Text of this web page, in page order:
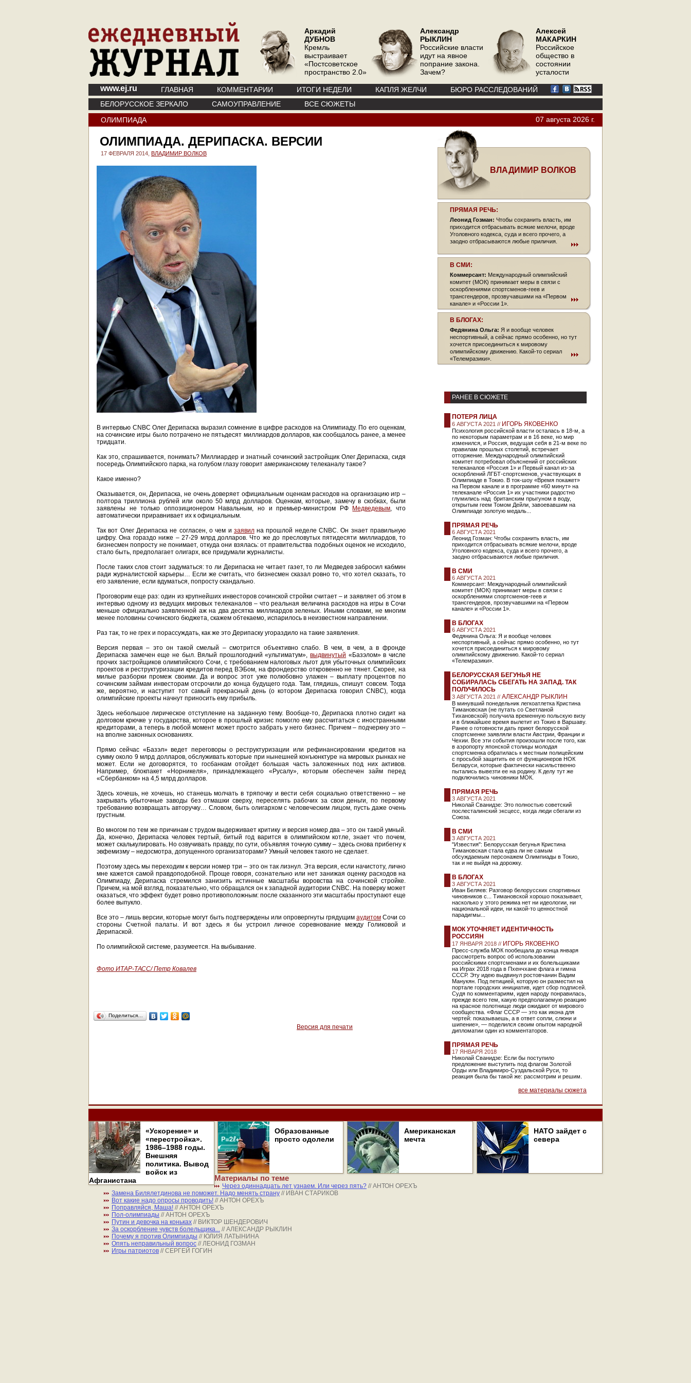
Аркадий
ДУБНОВ
Кремль
выстраивает
«Постсоветское
пространство 2.0»
Александр
РЫКЛИН
Российские власти
идут на явное
попрание закона.
Зачем?
Алексей
МАКАРКИН
Российское
общество в
состоянии
усталости
www.ej.ru ГЛАВНАЯ КОММЕНТАРИИ ИТОГИ НЕДЕЛИ КАПЛЯ ЖЕЛЧИ
БЮРО РАССЛЕДОВАНИЙ
БЕЛОРУССКОЕ ЗЕРКАЛО
САМОУПРАВЛЕНИЕ
ВСЕ СЮЖЕТЫ
ОЛИМПИАДА
07 августа 2026 г.
ОЛИМПИАДА. ДЕРИПАСКА. ВЕРСИИ
17 ФЕВРАЛЯ 2014, ВЛАДИМИР ВОЛКОВ
В интервью CNBC Олег Дерипаска выразил сомнение в цифре расходов на Олимпиаду. По его оценкам,
на сочинские игры было потрачено не пятьдесят миллиардов долларов, как сообщалось ранее, а менее
тридцати.
Как это, спрашивается, понимать? Миллиардер и знатный сочинский застройщик Олег Дерипаска, сидя
посередь Олимпийского парка, на голубом глазу говорит американскому телеканалу такое?
Какое именно?
Оказывается, он, Дерипаска, не очень доверяет официальным оценкам расходов на организацию игр –
полтора триллиона рублей или около 50 млрд долларов. Оценкам, которые, замечу в скобках, были
заявлены не только оппозиционером Навальным, но и премьер-министром РФ
Медведевым, что
автоматически приравнивает их к официальным.
Так вот Олег Дерипаска не согласен, о чем и заявилна прошлой неделе CNBC. Он знает правильную
цифру. Она гораздо ниже – 27-29 млрд долларов. Что же до пресловутых пятидесяти миллиардов, то
бизнесмен попросту не понимает, откуда они взялась: от правительства подобных оценок не исходило,
стало быть, предполагает олигарх, все придумали журналисты.
После таких слов стоит задуматься: то ли Дерипаска не читает газет, то ли Медведев забросил кабмин
ради журналистской карьеры… Если же считать, что бизнесмен сказал ровно то, что хотел сказать, то
его заявление, если вдуматься, попросту скандально.
Проговорим еще раз: один из крупнейших инвесторов сочинской стройки считает – и заявляет об этом в
интервью одному из ведущих мировых телеканалов – что реальная величина расходов на игры в Сочи
меньше официально заявленной аж на два десятка миллиардов зеленых. Иными словами, не многим
менее половины сочинского бюджета, скажем обтекаемо, испарилось в неизвестном направлении.
Раз так, то не грех и порассуждать, как же это Дерипаску угораздило на такие заявления.
Версия первая – это он такой смелый – смотрится объективно слабо. В чем, в чем, а в фронде
Дерипаска замечен еще не был. Вялый прошлогодний «ультиматум»,выдвинутый «Базэлом» в числе
прочих застройщиков олимпийского Сочи, с требованием налоговых льгот для убыточных олимпийских
проектов и реструктуризации кредитов перед ВЭБом, на фрондерство откровенно не тянет. Скорее, на
милые разборки промеж своими. Да и вопрос этот уже полюбовно улажен – выплату процентов по
сочинским займам инвесторам отсрочили до конца будущего года. Там, глядишь, спишут совсем. Тогда
же, вероятно, и наступит тот самый прекрасный день (о котором Дерипаска говорил CNBC), когда
олимпийские проекты начнут приносить ему прибыль.
Здесь небольшое лирическое отступление на заданную тему. Вообще-то, Дерипаска плотно сидит на
долговом крючке у государства, которое в прошлый кризис помогло ему рассчитаться с иностранными
кредиторами, а теперь в любой момент может просто забрать у него бизнес. Причем – подчеркну это –
на вполне законных основаниях.
Прямо сейчас «Базэл» ведет переговоры о реструктуризации или рефинансировании кредитов на
сумму около 9 млрд долларов, обслуживать которые при нынешней конъюнктуре на мировых рынках не
может. Если не договорятся, то госбанкам отойдет большая часть заложенных под них активов.
Например, блокпакет «Норникеля», принадлежащего «Русалу», которым обеспечен займ перед
«Сбербанком» на 4,5 млрд долларов.
Здесь хочешь, не хочешь, но станешь молчать в тряпочку и вести себя социально ответственно – не
закрывать убыточные заводы без отмашки сверху, переселять рабочих за свои деньги, по первому
требованию возвращать авторучку… Словом, быть олигархом с человеческим лицом, пусть даже очень
грустным.
Во многом по тем же причинам с трудом выдерживает критику и версия номер два – это он такой умный.
Да, конечно, Дерипаска человек тертый, битый год варится в олимпийском котле, знает что почем,
может скалькулировать. Но озвучивать правду, по сути, объявляя точную сумму – здесь снова прибегну к
эвфемизму – недосмотра, допущенного организаторами? Умный человек такого не сделает.
Поэтому здесь мы переходим к версии номер три – это он так лизнул. Эта версия, если начистоту, лично
мне кажется самой правдоподобной. Проще говоря, сознательно или нет занижая оценку расходов на
Олимпиаду, Дерипаска стремился занизить истинные масштабы воровства на сочинской стройке.
Причем, на мой взгляд, показательно, что обращался он к западной аудитории CNBC. На поверку может
оказаться, что эффект будет ровно противоположным: после сказанного эти масштабы проступают еще
более выпукло.
Все это – лишь версии, которые могут быть подтверждены или опровергнуты грядущим аудитом Сочи со
стороны Счетной палаты. И вот здесь я бы устроил личное соревнование между Голиковой и
Дерипаской.
По олимпийской системе, разумеется. На выбывание.
Фото ИТАР-ТАСС/ Петр Ковалев
Поделиться…
Версия для печати
ВЛАДИМИР ВОЛКОВ
ПРЯМАЯ РЕЧЬ:
Леонид Гозман: Чтобы сохранить власть, им
приходится отбрасывать всякие мелочи, вроде
Уголовного кодекса, суда и всего прочего, а
заодно отбрасываются любые приличия.
В СМИ:
Коммерсант: Международный олимпийский
комитет (МОК) принимает меры в связи с
оскорблениями спортсменов-геев и
трансгендеров, прозвучавшими на «Первом
канале» и «России 1».
В БЛОГАХ:
Федянина Ольга: Я и вообще человек
неспортивный, а сейчас прямо особенно, но тут
хочется присоединиться к мировому
олимпийскому движению. Какой-то сериал
«Телемразики».
РАНЕЕ В СЮЖЕТЕ
ПОТЕРЯ ЛИЦА
6 АВГУСТА 2021 // ИГОРЬ ЯКОВЕНКО
Психология российской власти осталась в 18-м, а
по некоторым параметрам и в 16 веке, но мир
изменился, и Россия, ведущая себя в 21-м веке по
правилам прошлых столетий, встречает
отторжение. Международный олимпийский
комитет потребовал объяснений от российских
телеканалов «Россия 1» и Первый канал из-за
оскорблений ЛГБТ-спортсменов, участвующих в
Олимпиаде в Токио. В ток-шоу «Время покажет»
на Первом канале и в программе «60 минут» на
телеканале «Россия 1» их участники радостно
глумились над британским прыгуном в воду,
открытым геем Томом Дейли, завоевавшим на
Олимпиаде золотую медаль...
ПРЯМАЯ РЕЧЬ
6 АВГУСТА 2021
Леонид Гозман: Чтобы сохранить власть, им
приходится отбрасывать всякие мелочи, вроде
Уголовного кодекса, суда и всего прочего, а
заодно отбрасываются любые приличия.
В СМИ
6 АВГУСТА 2021
Коммерсант: Международный олимпийский
комитет (МОК) принимает меры в связи с
оскорблениями спортсменов-геев и
трансгендеров, прозвучавшими на «Первом
канале» и «России 1».
В БЛОГАХ
6 АВГУСТА 2021
Федянина Ольга: Я и вообще человек
неспортивный, а сейчас прямо особенно, но тут
хочется присоединиться к мировому
олимпийскому движению. Какой-то сериал
«Телемразики».
БЕЛОРУССКАЯ БЕГУНЬЯ НЕ
СОБИРАЛАСЬ СБЕГАТЬ НА ЗАПАД. ТАК
ПОЛУЧИЛОСЬ
3 АВГУСТА 2021 // АЛЕКСАНДР РЫКЛИН
В минувший понедельник легкоатлетка Кристина
Тимановская (не путать со Светланой
Тихановской) получила временную польскую визу
и в ближайшее время вылетит из Токио в Варшаву.
Ранее о готовности дать приют белорусской
спортсменке заявляли власти Австрии, Франции и
Чехии. Все эти события произошли после того, как
в аэропорту японской столицы молодая
спортсменка обратилась к местным полицейским
с просьбой защитить ее от функционеров НОК
Беларуси, которые фактически насильственно
пытались вывезти ее на родину. К делу тут же
подключились чиновники МОК.
ПРЯМАЯ РЕЧЬ
3 АВГУСТА 2021
Николай Сванидзе: Это полностью советский
послесталинский эксцесс, когда люди сбегали из
Союза.
В СМИ
3 АВГУСТА 2021
"Известия": Белорусская бегунья Кристина
Тимановская стала едва ли не самым
обсуждаемым персонажем Олимпиады в Токио,
так и не выйдя на дорожку.
В БЛОГАХ
3 АВГУСТА 2021
Иван Беляев: Разговор белорусских спортивных
чиновников с... Тимановской хорошо показывает,
насколько у этого режима нет ни идеологии, ни
национальной идеи, ни какой-то ценностной
парадигмы...
МОК УТОЧНЯЕТ ИДЕНТИЧНОСТЬ
РОССИЯН
17 ЯНВАРЯ 2018 // ИГОРЬ ЯКОВЕНКО
Пресс-служба МОК пообещала до конца января
рассмотреть вопрос об использовании
российскими спортсменами и их болельщиками
на Играх 2018 года в Пхенчхане флага и гимна
СССР. Эту идею выдвинул ростовчанин Вадим
Манукян. Под петицией, которую он разместил на
портале городских инициатив, идет сбор подписей.
Судя по комментариям, идея народу понравилась,
прежде всего тем, какую предполагаемую реакцию
на красное полотнище люди ожидают от мирового
сообщества. «Флаг СССР — это как икона для
чертей: показываешь, а в ответ сопли, слюни и
шипение», — поделился своим опытом народной
дипломатии один из комментаторов.
ПРЯМАЯ РЕЧЬ
17 ЯНВАРЯ 2018
Николай Сванидзе: Если бы поступило
предложение выступить под флагом Золотой
Орды или Владимиро-Суздальской Руси, то
реакция была бы такой же: рассмотрим и решим.
все материалы сюжета
«Ускорение» и
«перестройка».
1986–1988 годы.
Внешняя
политика. Вывод
войск из
Афганистана
Образованные
просто одолели
Американская
мечта
НАТО зайдет с
севера
Материалы по теме
Через одиннадцать лет узнаем. Или через пять? // АНТОН ОРЕХЪ
Замена Билялетдинова не поможет. Надо менять страну // ИВАН СТАРИКОВ
Вот какие надо опросы проводить! // АНТОН ОРЕХЪ
Поправляйся, Маша! // АНТОН ОРЕХЪ
Пол-олимпиады // АНТОН ОРЕХЪ
Путин и девочка на коньках // ВИКТОР ШЕНДЕРОВИЧ
За оскорбление чувств болельщика... // АЛЕКСАНДР РЫКЛИН
Почему я против Олимпиады // ЮЛИЯ ЛАТЫНИНА
Опять неправильный вопрос // ЛЕОНИД ГОЗМАН
Игры патриотов // СЕРГЕЙ ГОГИН